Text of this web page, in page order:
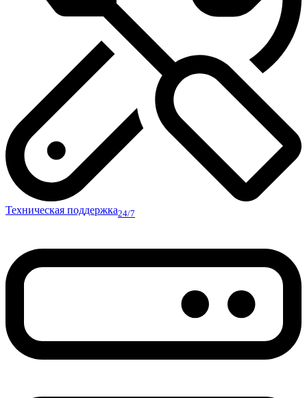
Техническая поддержка24/7